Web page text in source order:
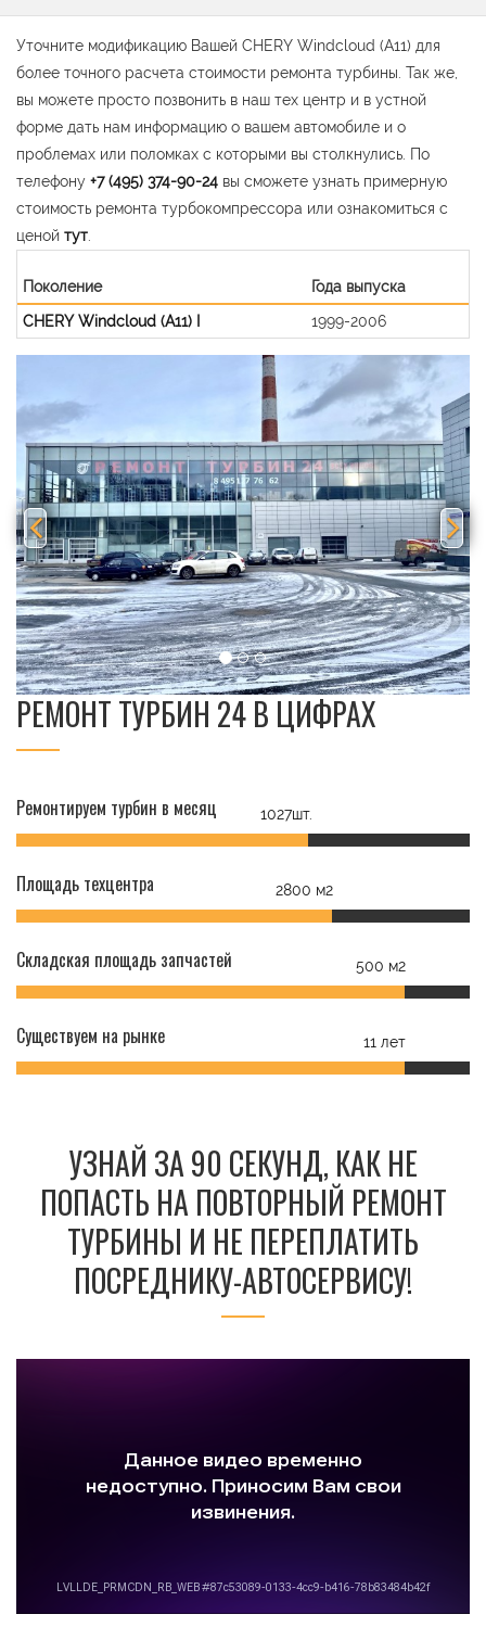
Уточните модификацию Вашей CHERY Windcloud (A11) для
более точного расчета стоимости ремонта турбины. Так же,
вы можете просто позвонить в наш тех центр и в устной
форме дать нам информацию о вашем автомобиле и о
проблемах или поломках с которыми вы столкнулись. По
телефону +7 (495) 374-90-24 вы сможете узнать примерную
стоимость ремонта турбокомпрессора или ознакомиться с
ценой тут
Поколение
Года выпуска
CHERY Windcloud (A11) I
1999-2006
РЕМОНТ ТУРБИН 24 В ЦИФРАХ
Ремонтируем турбин в месяц 1027шт.
Площадь техцентра 2800 м2
Складская площадь запчастей 500 м2
Существуем на рынке 11 лет
УЗНАЙ ЗА 90 СЕКУНД, КАК НЕ
ПОПАСТЬ НА ПОВТОРНЫЙ РЕМОНТ
ТУРБИНЫ И НЕ ПЕРЕПЛАТИТЬ
ПОСРЕДНИКУ-АВТОСЕРВИСУ!